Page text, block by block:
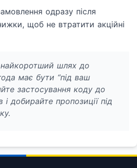
одразу після
щоб не втратити акційні
шлях до
має бути “під ваш
застосування коду до
і добирайте пропозиції під